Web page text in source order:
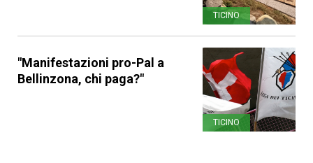
TICINO
"Manifestazioni pro-Pal a
Bellinzona, chi paga?"
TICINO